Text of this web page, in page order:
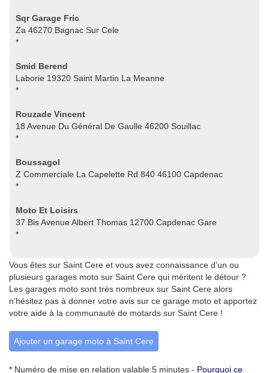
Sqr Garage Fric
Za 46270 Bagnac Sur Cele
*
Smid Berend
Laborie 19320 Saint Martin La Meanne
*
Rouzade Vincent
18 Avenue Du Général De Gaulle 46200 Souillac
*
Boussagol
Z Commerciale La Capelette Rd 840 46100 Capdenac
*
Moto Et Loisirs
37 Bis Avenue Albert Thomas 12700 Capdenac Gare
*
Vous êtes sur Saint Cere et vous avez connaissance d'un ou
plusieurs garages moto sur Saint Cere qui méritent le détour ?
Les garages moto sont très nombreux sur Saint Cere alors
n'hésitez pas à donner votre avis sur ce garage moto et apportez
votre aide à la communauté de motards sur Saint Cere !
Ajouter un garage moto à Saint Cere
* Numéro de mise en relation valable 5 minutes - Pourquoi ce